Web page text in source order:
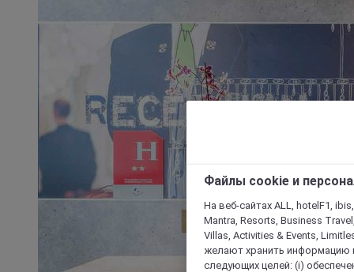
Файлы cookie и
На веб-сайтах ALL, hotelF1,
Mantra, Resorts, Business
Villas, Activities & Events,
желают хранить информацию
следующих целей: (i)